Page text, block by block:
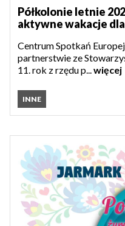
Półkolonie letnie
aktywne wakacje
Centrum Spotkań
partnerstwie ze
11. rok z rzędu p...więcej
INNE